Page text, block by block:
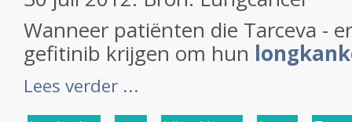
Wanneer patiënten die Tarceva -
gefitinib krijgen om hun
Lees verder ...